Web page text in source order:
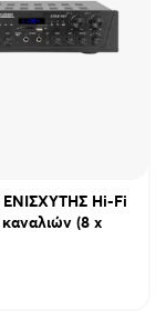
ΕΝΙΣΧΥΤΗΣ Hi-Fi
καναλιών (8 x